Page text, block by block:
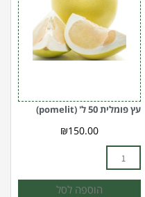
עץ פומלית 50 ל' (pomelit)
₪150.00
פומלית
50
ל'
(pomelit)
הוספה לסל